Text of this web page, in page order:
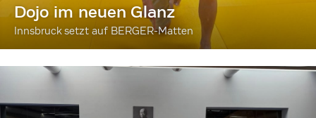
Dojo im neuen Glanz
Innsbruck setzt auf BERGER-Matten